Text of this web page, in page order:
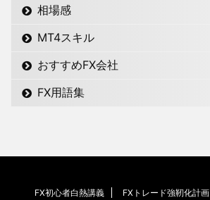
相場感
MT4スキル
おすすめFX会社
FX用語集
FX初心者白熱講義 FXトレード強靭化計画